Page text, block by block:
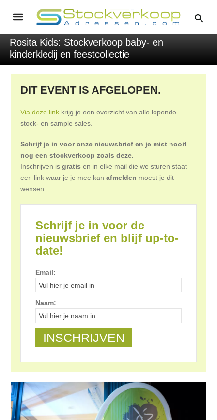
Rosita Kids: Stockverkoop baby- en
kinderkledij en feestcollectie
DIT EVENT IS AFGELOPEN.
Via deze link krijg je een overzicht van alle lopende
stock- en sample sales.
Schrijf je in voor onze nieuwsbrief en je mist nooit
nog een stockverkoop zoals deze.
Inschrijven isgratis en in elke mail die we sturen staat
een link waar je je mee kanafmelden moest je dit
wensen.
Schrijf je in voor de
nieuwsbrief en blijf up-to-
date!
Email:
Naam: